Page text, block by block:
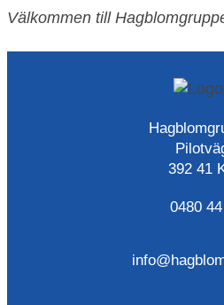
Välkommen till
392 41
0480